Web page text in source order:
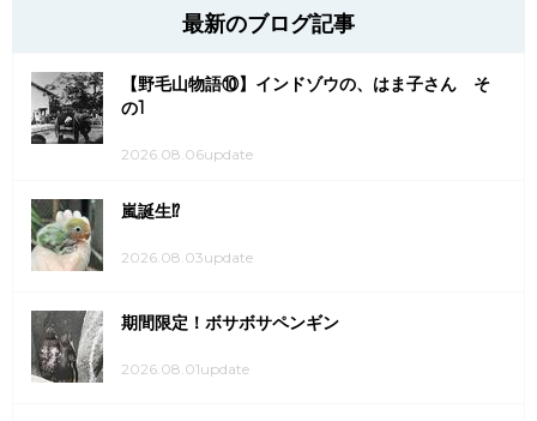
最新のブログ記事
【野毛山物語⑩】インドゾウの、はま子さん そ
の1
2026.08.06update
嵐誕生⁉
2026.08.03update
期間限定！ボサボサペンギン
2026.08.01update